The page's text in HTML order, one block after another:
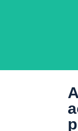
Renovamos